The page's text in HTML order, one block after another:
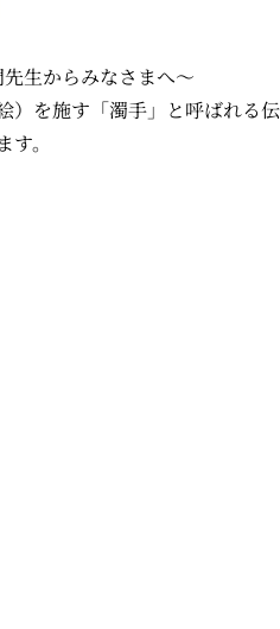
生からみなさまへ～
）を施す「濁手」と呼ばれる
。